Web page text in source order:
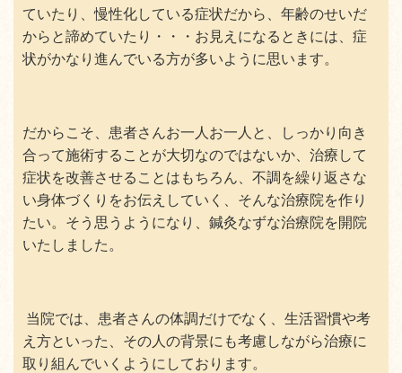
ていたり、慢性化している症状だから、年齢のせいだ
からと諦めていたり・・・お見えになるときには、症
状がかなり進んでいる方が多いように思います。
だからこそ、患者さんお一人お一人と、しっかり向き
合って施術することが大切なのではないか、治療して
症状を改善させることはもちろん、不調を繰り返さな
い身体づくりをお伝えしていく、そんな治療院を作り
たい。そう思うようになり、鍼灸なずな治療院を開院
いたしました。
当院では、患者さんの体調だけでなく、生活習慣や考
え方といった、その人の背景にも考慮しながら治療に
取り組んでいくようにしております。